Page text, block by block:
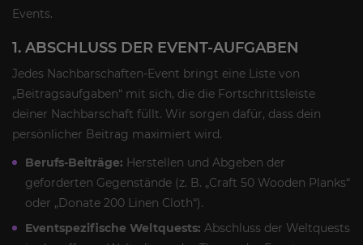
Events.
1. ABSCHLUSS DER EVENT-AUFGABEN
Jedes Nachbarschaften-Event bringt eine Liste von
„Beitragsaufgaben“ mit sich, die die Fortschrittsleiste
deiner Nachbarschaft füllt. Wir sorgen dafür, dass dein
persönlicher Beitrag maximiert wird.
Berufs-Beiträge: Herstellen und Abgeben der
geforderten Gegenstände (z. B. „Craft 50 Wooden Planks“
oder „Donate 200 Linen Cloth“).
Eventspezifische Weltquests: Abschluss der Weltquests